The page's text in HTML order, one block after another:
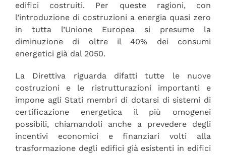
edifici costruiti. Per queste ragioni, con
l’introduzione di costruzioni a energia quasi zero
in tutta l’Unione Europea si presume la
diminuzione di oltre il 40% dei consumi
energetici già dal 2050.
La Direttiva riguarda difatti tutte le nuove
costruzioni e le ristrutturazioni importanti e
impone agli Stati membri di dotarsi di sistemi di
certificazione energetica il più omogenei
possibili, chiamandoli anche a prevedere degli
incentivi economici e finanziari volti alla
trasformazione degli edifici già esistenti in edifici